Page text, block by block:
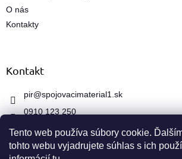
Tento web používa súbory cookie.
tohto webu vyjadrujete súhlas s ich
O nás
Kontakty
Kontakt
pir@spojovacimaterial1.sk
0910 123 250